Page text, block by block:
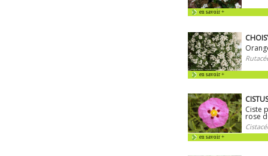
en savoir +
en savoir +
Ciste
rose
en savoir +